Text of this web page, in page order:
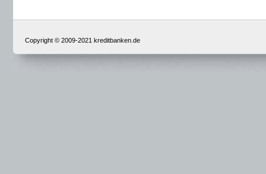
Copyright © 2009-2021 kreditbanken.de